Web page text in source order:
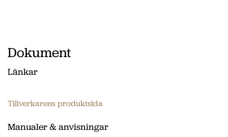
Dokument
Länkar
Tillverkarens produktsida
Manualer & anvisningar